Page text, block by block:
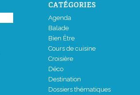
CATÉGORIES
Agenda
Balade
Bien Être
Cours de cuisine
Croisière
Déco
Destination
Dossiers thématiques